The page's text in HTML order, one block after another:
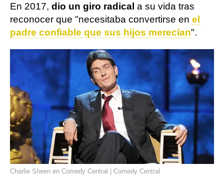
En 2017, dio un giro radical a su vida tras
reconocer que "necesitaba convertirse en el
padre confiable que sus hijos merecían".
Charlie Sheen en Comedy Central | Comedy Central